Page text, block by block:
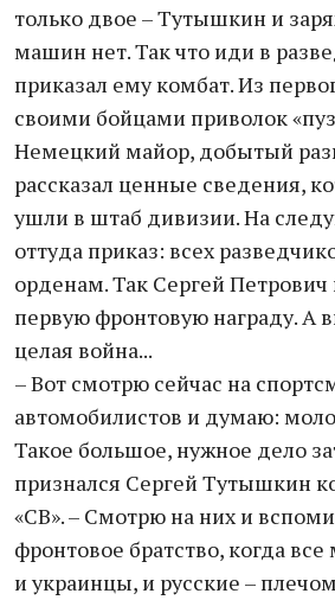
только двое – Тутышкин и
машин нет. Так что иди в
приказал ему комбат. Из
своими бойцами приволок
Немецкий майор, добытый
рассказал ценные сведения,
ушли в штаб дивизии. На
оттуда приказ: всех
орденам. Так Сергей
первую фронтовую награду. А
целая война...
– Вот смотрю сейчас на
автомобилистов и думаю:
Такое большое, нужное дело
признался Сергей Тутышкин
«СВ». – Смотрю на них и
фронтовое братство, когда
и украинцы, и русские –